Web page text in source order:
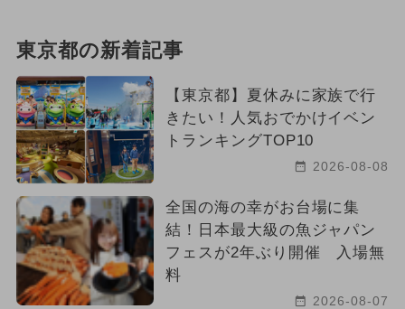
東京都の新着記事
【東京都】夏休みに家族で行
きたい！人気おでかけイベン
トランキングTOP10
2026-08-08
全国の海の幸がお台場に集
結！日本最大級の魚ジャパン
フェスが2年ぶり開催 入場無
料
2026-08-07